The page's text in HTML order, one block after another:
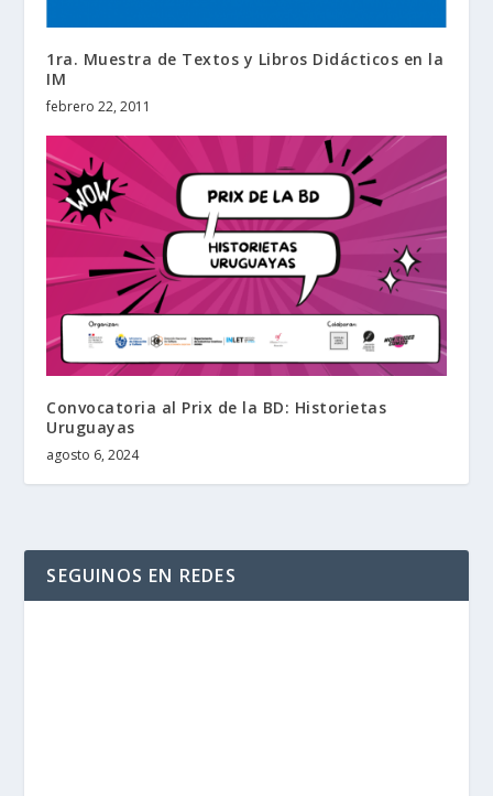
1ra. Muestra de Textos y Libros Didácticos en la
IM
febrero 22, 2011
Convocatoria al Prix de la BD: Historietas
Uruguayas
agosto 6, 2024
SEGUINOS EN REDES